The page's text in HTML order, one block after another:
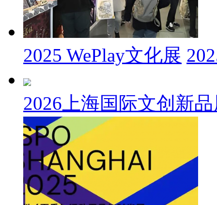
2025 WePlay文化展
2026上海国际文创新